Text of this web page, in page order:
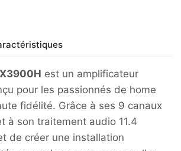
est un amplificateur
pour les passionnés de home
fidélité. Grâce à ses 9 canaux
à son traitement audio 11.4
de créer une installation